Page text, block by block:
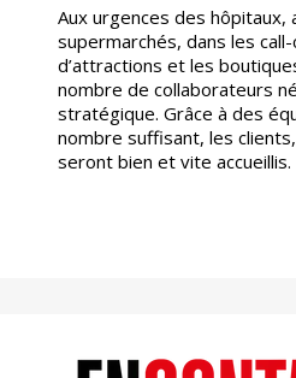
Aux urgences des hôpitaux,
supermarchés, dans les
d’attractions et les
nombre de collaborateurs
stratégique. Grâce à des
nombre suffisant, les
seront bien et vite accueillis.